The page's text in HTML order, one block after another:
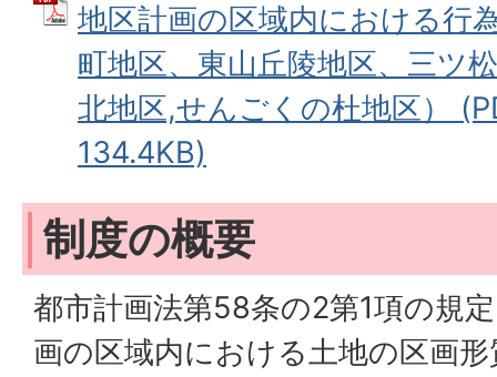
地区計画の区域内における行
町地区、東山丘陵地区、三ツ
北地区,せんごくの杜地区）
134.4KB)
制度の概要
都市計画法第58条の2第1項の規
画の区域内における土地の区画